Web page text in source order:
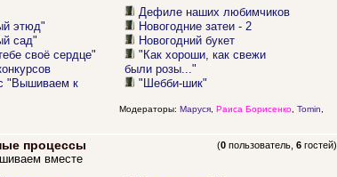
этюд"
сад"
своё сердце"
"Вышиваем к
Дефиле наших любимчиков
Новогодние затеи - 2
Новогодний букет
"Как хороши, как свежи
были розы..."
"Шебби-шик"
Модераторы: Маруся, Раиса Борисенко, Tomin
процессы (0 пользователь,6 гостей)
вместе